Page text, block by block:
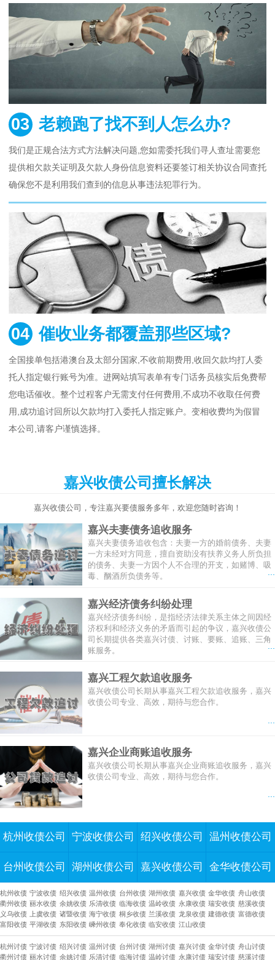
03 老赖跑了找不到人怎么办?
我们是正规合法方式方法解决问题,您如需委托我们寻人查址需要您
提供相欠款关证明及欠款人身份信息资料还要签订相关协议合同查托
确保您不是利用我们查到的信息从事违法犯罪行为。
04 催收业务都覆盖那些区域?
全国接单包括港澳台及太部分国家,不收前期费用,收回欠款均打人委
托人指定银行账号为准。进网站填写表单有专门话务员核实后免费帮
您电话催收。整个过程客户无需支付任何费用,不成功不收取任何费
用,成功追讨回所以欠款均打入委托人指定账户。变相收费均为假冒
本公司,请客户谨慎选择。
嘉兴收债公司擅长解决
嘉兴收债公司，专注嘉兴要债服务多年，欢迎您随时咨询！
嘉兴夫妻债务追收服务
嘉兴夫妻债务追收包含：夫妻一方的婚前债务、夫妻
一方未经对方同意，擅自资助没有扶养义务人所负担
的债务、夫妻一方因个人不合理的开支，如赌博、吸
毒、酗酒所负债务等。
嘉兴经济债务纠纷处理
嘉兴经济债务纠纷，是指经济法律关系主体之间因经
济权利和经济义务的矛盾而引起的争议，嘉兴收债公
司长期提供各类嘉兴讨债、讨账、要账、追账、三角
账服务。
...
嘉兴工程欠款追收服务
嘉兴收债公司长期从事嘉兴工程欠款追收服务，嘉兴
收债公司专业、高效，期待与您合作。
嘉兴企业商账追收服务
嘉兴收债公司长期从事嘉兴企业商账追收服务，嘉兴
收债公司专业、高效，期待与您合作。
杭州收债公司 宁波收债公司 绍兴收债公司 温州收债公司
台州收债公司 湖州收债公司 嘉兴收债公司 金华收债公司
杭州收债 宁波收债 绍兴收债 温州收债 台州收债 湖州收债 嘉兴收债 金华收债 舟山收债
衢州收债 丽水收债 余姚收债 乐清收债 临海收债 温岭收债 永康收债 瑞安收债 慈溪收债
义乌收债
上虞收债 诸暨收债 海宁收债 桐乡收债 兰溪收债 龙泉收债 建德收债 富德收债
富阳收债 平湖收债 东阳收债 嵊州收债 奉化收债 临安收债 江山收债
杭州讨债 宁波讨债 绍兴讨债 温州讨债 台州讨债 湖州讨债 嘉兴讨债 金华讨债 舟山讨债
衢州讨债 丽水讨债 余姚讨债 乐清讨债 临海讨债 温岭讨债 永康讨债 瑞安讨债 慈溪讨债